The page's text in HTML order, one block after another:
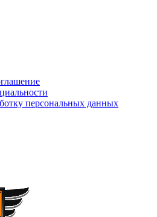
персональных данных